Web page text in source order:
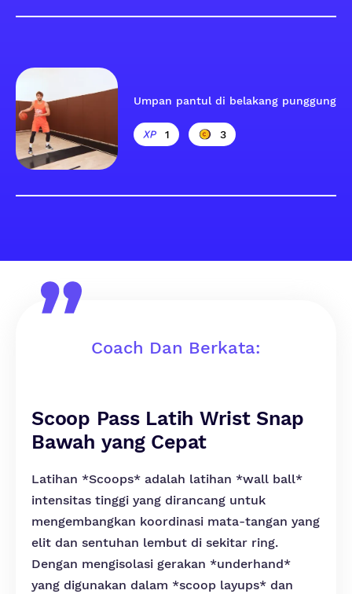
Umpan pantul di belakang punggung
1 3
Coach Dan Berkata:
Scoop Pass Latih Wrist Snap
Bawah yang Cepat
Latihan *Scoops* adalah latihan *wall ball*
intensitas tinggi yang dirancang untuk
mengembangkan koordinasi mata-tangan yang
elit dan sentuhan lembut di sekitar ring.
Dengan mengisolasi gerakan *underhand*
yang digunakan dalam *scoop layups* dan